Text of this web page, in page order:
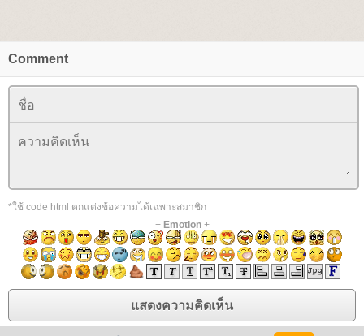
Comment
*ใช้ code html ตกแต่งข้อความได้เฉพาะสมาชิก
+ Emotion+